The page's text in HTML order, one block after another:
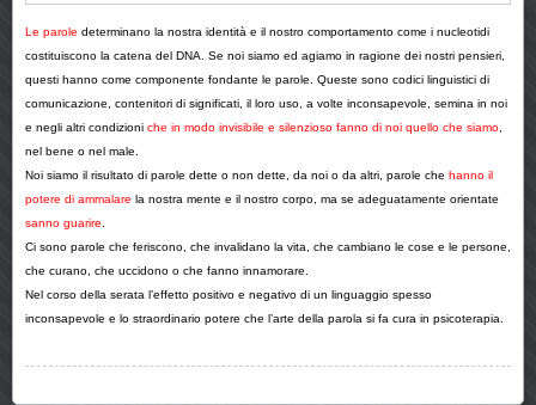
Le parole determinano la nostra identità e il nostro comportamento come i nucleotidi
costituiscono la catena del DNA. Se noi siamo ed agiamo in ragione dei nostri pensieri,
questi hanno come componente fondante le parole. Queste sono codici linguistici di
comunicazione, contenitori di significati, il loro uso, a volte inconsapevole, semina in noi
e negli altri condizioni che in modo invisibile e silenzioso fanno di noi quello che siamo
nel bene o nel male.
Noi siamo il risultato di parole dette o non dette, da noi o da altri, parole che hanno il
potere di ammalare la nostra mente e il nostro corpo, ma se adeguatamente orientate
sanno guarire
Ci sono parole che feriscono, che invalidano la vita, che cambiano le cose e le persone,
che curano, che uccidono o che fanno innamorare.
Nel corso della serata l’effetto positivo e negativo di un linguaggio spesso
inconsapevole e lo straordinario potere che l’arte della parola si fa cura in psicoterapia.